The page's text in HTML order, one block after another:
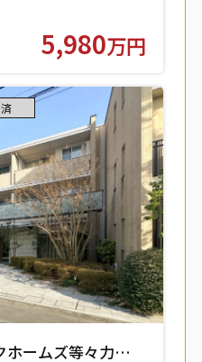
5,980万円
ームズ等々力レジ